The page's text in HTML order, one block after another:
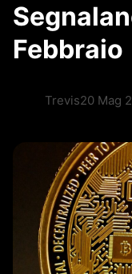
Febbraio
Trevis20 Mag